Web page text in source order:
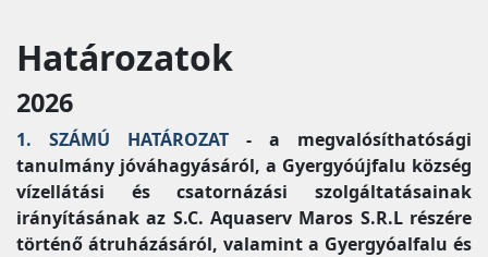
Határozatok
2026
1. SZÁMÚ HATÁROZAT - a megvalósíthatósági
tanulmány jóváhagyásáról, a Gyergyóújfalu község
vízellátási és csatornázási szolgáltatásainak
irányításának az S.C. Aquaserv Maros S.R.L részére
történő átruházásáról, valamint a Gyergyóalfalu és